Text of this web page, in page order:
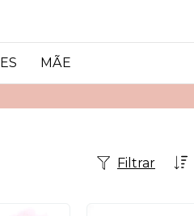
MÃE
Filtrar